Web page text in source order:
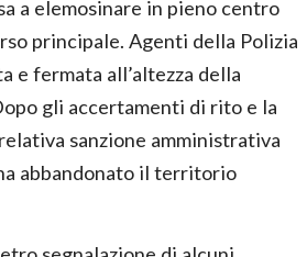
a elemosinare in pieno centro
principale. Agenti della Polizia
e fermata all’altezza della
gli accertamenti di rito e la
sanzione amministrativa
abbandonato il territorio